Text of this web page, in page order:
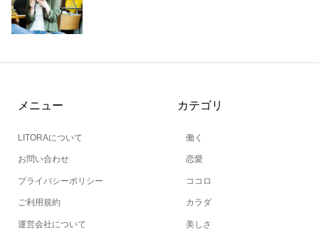
メニュー
LITORAについて
お問い合わせ
プライバシーポリシー
ご利用規約
運営会社について
カテゴリ
働く
恋愛
ココロ
カラダ
美しさ